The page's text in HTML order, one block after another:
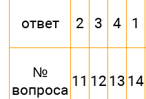
ответ 2 3 4 1
№
вопроса
11 12 13 14